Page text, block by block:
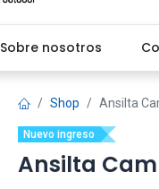
Sobre nosotros
Shop Ansilta
Nuevo ingreso
Ansilta